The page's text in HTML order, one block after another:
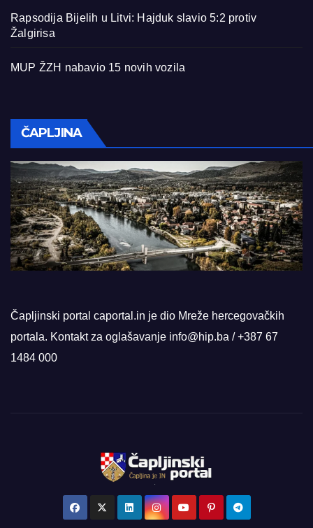
Rapsodija Bijelih u Litvi: Hajduk slavio 5:2 protiv
Žalgirisa
MUP ŽZH nabavio 15 novih vozila
ČAPLJINA
Čapljinski portal caportal.in je dio Mreže hercegovačkih
portala. Kontakt za oglašavanje info@hip.ba / +387 67
1484 000